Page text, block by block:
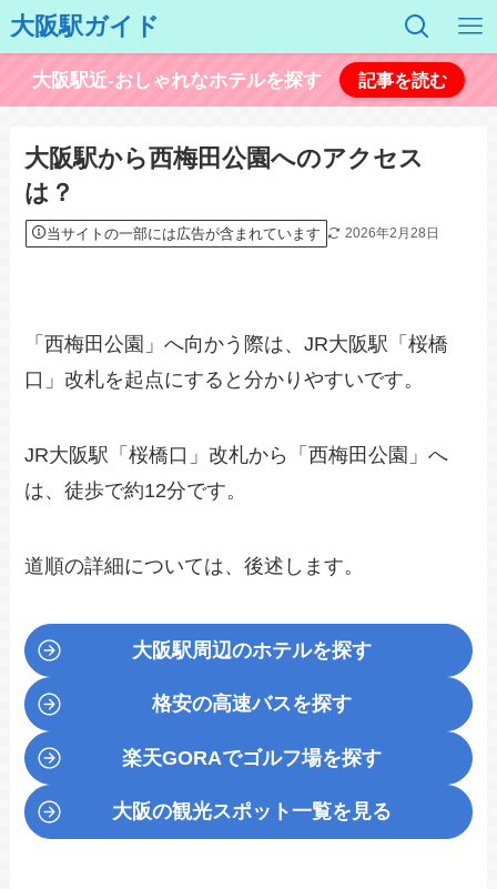
大阪駅ガイド
大阪駅近-おしゃれなホテルを探す 記事を読む
大阪駅から西梅田公園へのアクセス
は？
当サイトの一部には広告が含まれています 2026年2月28日
「西梅田公園」へ向かう際は、JR大阪駅「桜橋
口」改札を起点にすると分かりやすいです。
JR大阪駅「桜橋口」改札から「西梅田公園」へ
は、徒歩で約12分です。
道順の詳細については、後述します。
大阪駅周辺のホテルを探す
格安の高速バスを探す
楽天GORAでゴルフ場を探す
大阪の観光スポット一覧を見る